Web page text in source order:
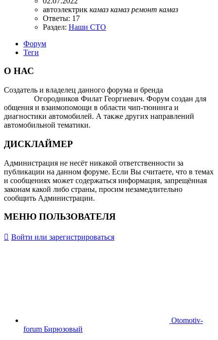
автоэлектрик камаз камаз ремонт камаз
Ответы: 17
Раздел: Наши СТО
Форум
Теги
О НАС
Создатель и владелец данного форума и бренда
Огородников Филат Георгиевич. Форум создан для
общения и взаимопомощи в области чип-тюнинга и
диагностики автомобилей. А также других направлений
автомобильной тематики.
ДИСКЛАЙМЕР
Администрация не несёт никакой ответственности за
публикации на данном форуме. Если Вы считаете, что в темах
и сообщениях может содержаться информация, запрещённая
законам какой либо страны, просим незамедлительно
сообщить Администрации.
МЕНЮ ПОЛЬЗОВАТЕЛЯ
Войти или зарегистрироваться
Otomotiv-
forum Бирюзовый